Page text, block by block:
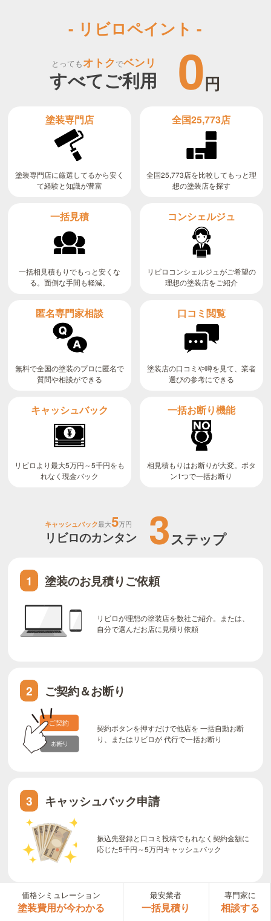
- リビロペイント -
とってもオトクでベンリ
すべてご利用 0円
塗装専門店
塗装専門店に厳選してるから安く
て経験と知識が豊富
全国25,773店
全国25,773店を比較してもっと理
想の塗装店を探す
一括見積
一括相見積もりでもっと安くな
る。面倒な手間も軽減。
コンシェルジュ
リビロコンシェルジュがご希望の
理想の塗装店をご紹介
匿名専門家相談
無料で全国の塗装のプロに匿名で
質問や相談ができる
口コミ閲覧
塗装店の口コミや噂を見て、業者
選びの参考にできる
キャッシュバック
リビロより最大5万円～5千円をも
れなく現金バック
一括お断り機能
相見積もりはお断りが大変。ボタ
ン1つで一括お断り
キャッシュバック最大5万円
リビロのカンタン 3ステップ
1 塗装のお見積りご依頼
リビロが理想の塗装店を数社ご紹介。または、
自分で選んだお店に見積り依頼
2 ご契約＆お断り
契約ボタンを押すだけで他店を 一括自動お断
り、またはリビロが 代行で一括お断り
3 キャッシュバック申請
振込先登録と口コミ投稿でもれなく契約金額に
応じた5千円～5万円キャッシュバック
価格シミュレーション
塗装費用が今わかる
最安業者
一括見積り
専門家に
相談する